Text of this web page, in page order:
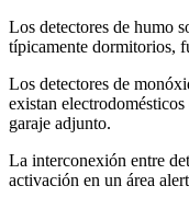
Los detectores de humo
típicamente dormitorios,
Los detectores de
existan
garaje adjunto.
La interconexión entre
activación en un área